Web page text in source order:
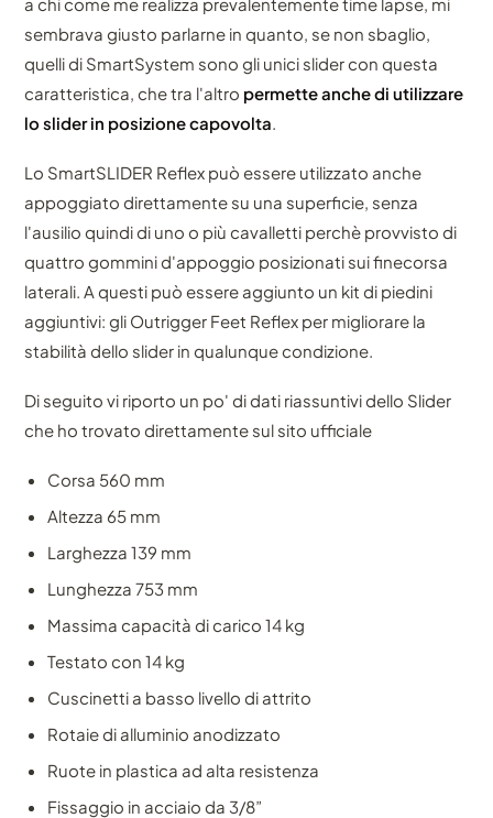
sembrava giusto parlarne in quanto, se non sbaglio,
quelli di SmartSystem sono gli unici slider con questa
caratteristica, che tra l'altro permette anche di utilizzare
lo slider in posizione capovolta.
Lo SmartSLIDER Reflex può essere utilizzato anche
appoggiato direttamente su una superficie, senza
l'ausilio quindi di uno o più cavalletti perchè provvisto di
quattro gommini d'appoggio posizionati sui finecorsa
laterali. A questi può essere aggiunto un kit di piedini
aggiuntivi: gli Outrigger Feet Reflex per migliorare la
stabilità dello slider in qualunque condizione.
Di seguito vi riporto un po' di dati riassuntivi dello Slider
che ho trovato direttamente sul sito ufficiale
Corsa 560 mm
Altezza 65 mm
Larghezza 139 mm
Lunghezza 753 mm
Massima capacità di carico 14 kg
Testato con 14 kg
Cuscinetti a basso livello di attrito
Rotaie di alluminio anodizzato
Ruote in plastica ad alta resistenza
Fissaggio in acciaio da 3/8”